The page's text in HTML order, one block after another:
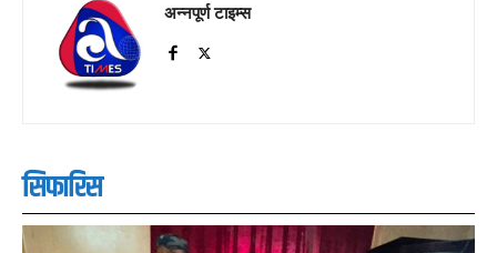
अन्नपूर्ण टाइम्स
सिफारिस